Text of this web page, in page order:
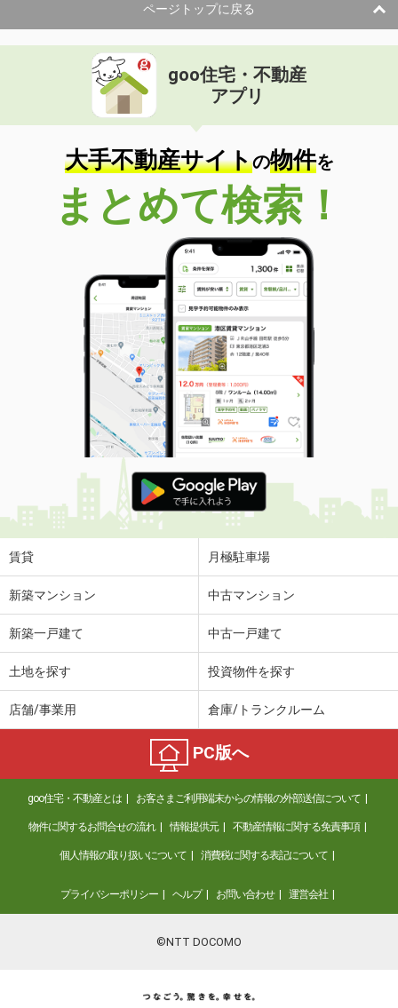
ページトップに戻る
goo住宅・不動産
アプリ
大手不動産サイトの物件を
まとめて検索！
賃貸 月極駐車場
新築マンション 中古マンション
新築一戸建て 中古一戸建て
土地を探す 投資物件を探す
店舗/事業用 倉庫/トランクルーム
PC版へ
goo住宅・不動産とは お客さまご利用端末からの情報の外部送信について
物件に関するお問合せの流れ 情報提供元 不動産情報に関する免責事項
個人情報の取り扱いについて 消費税に関する表記について
プライバシーポリシー ヘルプ お問い合わせ 運営会社
©NTT DOCOMO